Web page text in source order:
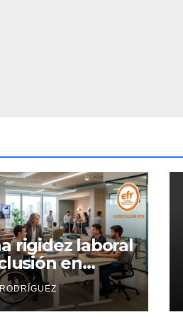
rigidez laboral
en
efr